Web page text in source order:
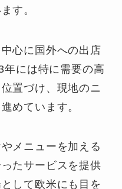
す。
心に国外への出店
年には特に需要の高
置づけ、現地のニ
めています。
メニューを加える
たサービスを提供
して欧米にも目を